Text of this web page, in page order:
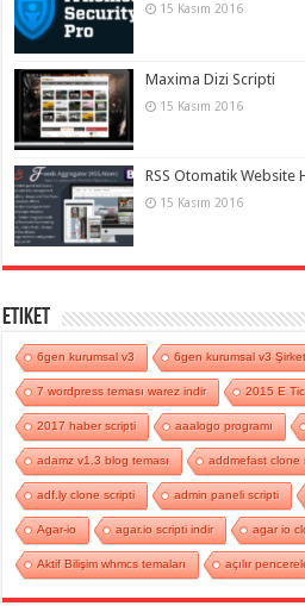
15 Kasım 2016
Maxima Dizi Scripti
15 Kasım 2016
RSS Otomatik Website
15 Kasım 2016
Etiket
6gen kurumsal v3 6gen kurumsal v3
7 wordpress teması warez indir 2015 E
2017 haber scripti aaalogo programı
adamz v1.3 blog teması addmefast clone
adf.ly clone scripti admin paneli scripti
Agar-io agar.io scripti indir agar io
Aktif Bilişim whmcs temaları açılır